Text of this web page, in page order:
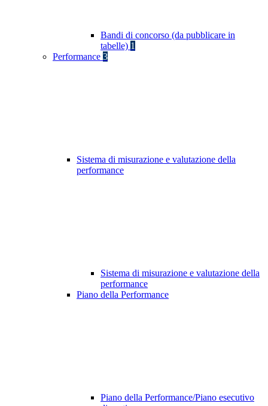
Bandi di concorso (da pubblicare in
tabelle) 1
Performance 3
Sistema di misurazione e valutazione della
performance
Sistema di misurazione e valutazione della
performance
Piano della Performance
Piano della Performance/Piano esecutivo